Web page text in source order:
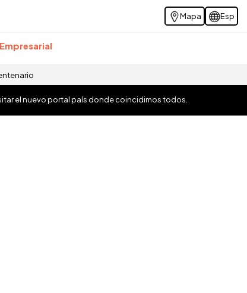
Mapa Esp
el nuevo portal país donde coincidimos todos.